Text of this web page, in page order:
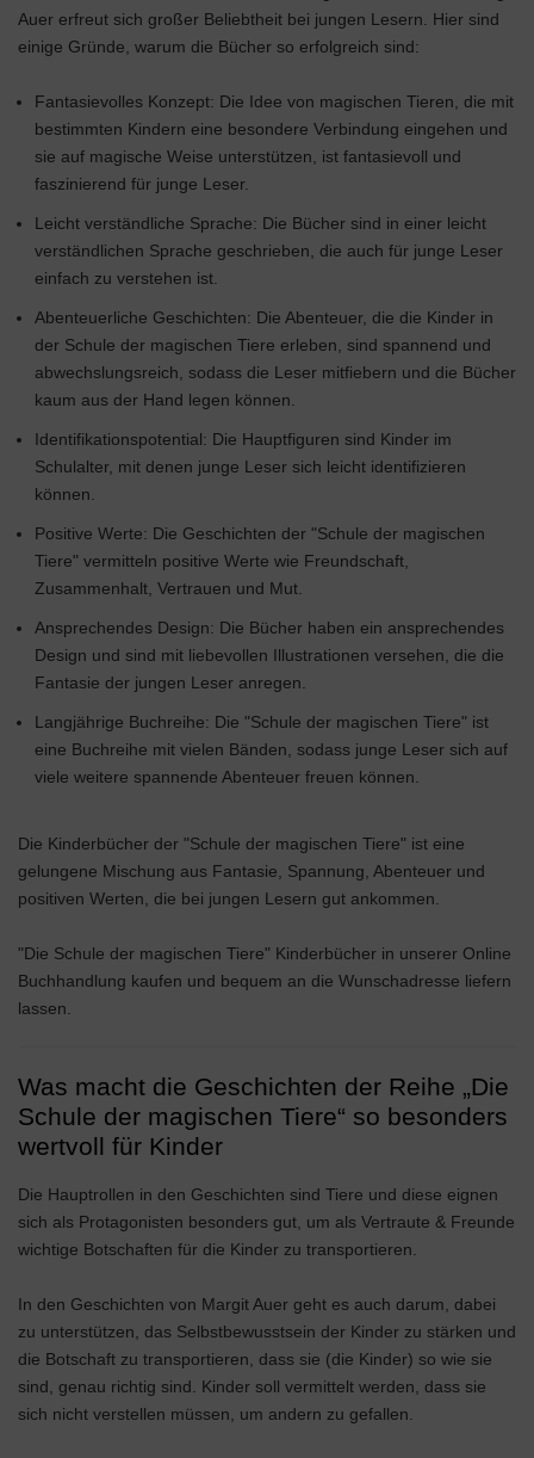
Auer erfreut sich großer Beliebtheit bei jungen Lesern. Hier sind
einige Gründe, warum die Bücher so erfolgreich sind:
Fantasievolles Konzept: Die Idee von magischen Tieren, die mit
bestimmten Kindern eine besondere Verbindung eingehen und
sie auf magische Weise unterstützen, ist fantasievoll und
faszinierend für junge Leser.
Leicht verständliche Sprache: Die Bücher sind in einer leicht
verständlichen Sprache geschrieben, die auch für junge Leser
einfach zu verstehen ist.
Abenteuerliche Geschichten: Die Abenteuer, die die Kinder in
der Schule der magischen Tiere erleben, sind spannend und
abwechslungsreich, sodass die Leser mitfiebern und die Bücher
kaum aus der Hand legen können.
Identifikationspotential: Die Hauptfiguren sind Kinder im
Schulalter, mit denen junge Leser sich leicht identifizieren
können.
Positive Werte: Die Geschichten der "Schule der magischen
Tiere" vermitteln positive Werte wie Freundschaft,
Zusammenhalt, Vertrauen und Mut.
Ansprechendes Design: Die Bücher haben ein ansprechendes
Design und sind mit liebevollen Illustrationen versehen, die die
Fantasie der jungen Leser anregen.
Langjährige Buchreihe: Die "Schule der magischen Tiere" ist
eine Buchreihe mit vielen Bänden, sodass junge Leser sich auf
viele weitere spannende Abenteuer freuen können.
Die Kinderbücher der "Schule der magischen Tiere" ist eine
gelungene Mischung aus Fantasie, Spannung, Abenteuer und
positiven Werten, die bei jungen Lesern gut ankommen.
"Die Schule der magischen Tiere" Kinderbücher in unserer Online
Buchhandlung kaufen und bequem an die Wunschadresse liefern
lassen.
Was macht die Geschichten der Reihe „Die
Schule der magischen Tiere“ so besonders
wertvoll für Kinder
Die Hauptrollen in den Geschichten sind Tiere und diese eignen
sich als Protagonisten besonders gut, um als Vertraute & Freunde
wichtige Botschaften für die Kinder zu transportieren.
In den Geschichten von Margit Auer geht es auch darum, dabei
zu unterstützen, das Selbstbewusstsein der Kinder zu stärken und
die Botschaft zu transportieren, dass sie (die Kinder) so wie sie
sind, genau richtig sind. Kinder soll vermittelt werden, dass sie
sich nicht verstellen müssen, um andern zu gefallen.